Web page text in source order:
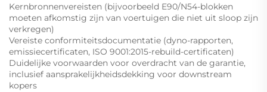
Kernbronnenvereisten (bijvoorbeeld E90/N54-blokken
moeten afkomstig zijn van voertuigen die niet uit sloop zijn
verkregen)
Vereiste conformiteitsdocumentatie (dyno-rapporten,
emissiecertificaten, ISO 9001:2015-rebuild-certificaten)
Duidelijke voorwaarden voor overdracht van de garantie,
inclusief aansprakelijkheidsdekking voor downstream
kopers